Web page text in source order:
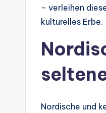
– verleihen
kulturelles Erbe.
Nordische und